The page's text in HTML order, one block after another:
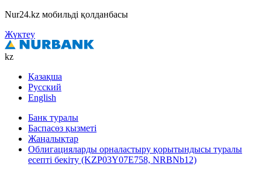
Nur24.kz мобильді қолданбасы
Жүктеу
kz
Қазақша
Русский
English
Банк туралы
Баспасөз қызметі
Жаңалықтар
Облигацияларды орналастыру қорытындысы туралы
есепті бекіту (KZP03Y07E758, NRBNb12)